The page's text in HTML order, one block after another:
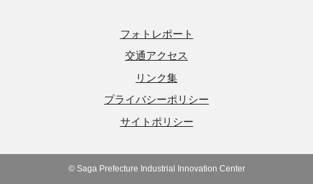
フォトレポート
交通アクセス
リンク集
プライバシーポリシー
サイトポリシー
© Saga Prefecture Industrial Innovation Center